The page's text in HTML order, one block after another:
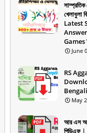
খেলাধুলা
Latest
June
RS
Bengali
May
আর এস